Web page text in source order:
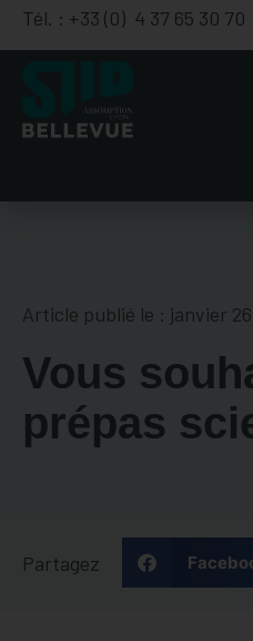
Tél. : +33 (0) 4 37 65 30 70
Article publié le : janvier
Vous
prépas
Partagez